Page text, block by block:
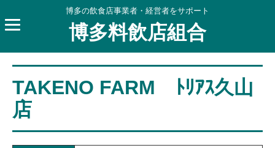
博多の飲食店事業者・経営者をサポート
博多料飲店組合
TAKENO FARM ﾄﾘｱｽ久山
店